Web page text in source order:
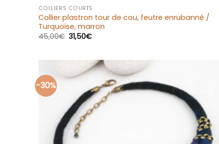
COLLIERS COURTS
Collier plastron tour de cou, feutre enrubanné /
Turquoise, marron
45,00€ 31,50€
-30%
d’envies